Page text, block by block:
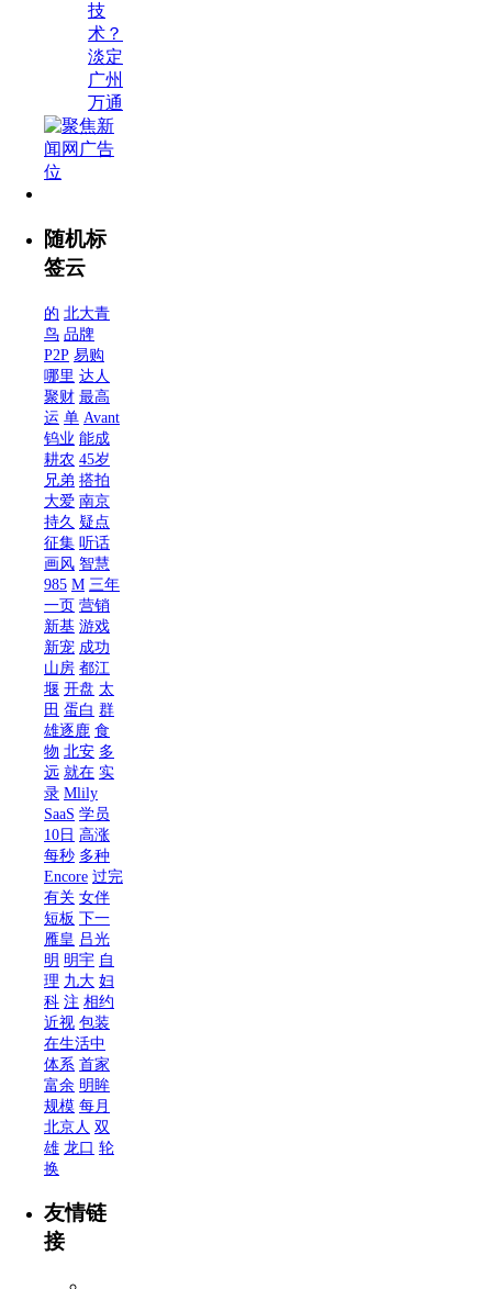
技
术？
淡定
广州
万通
随机标
签云
的 北大青
鸟 品牌
P2P 易购
哪里 达人
聚财 最高
运 单 Avant
钨业 能成
耕农 45岁
兄弟 搭拍
大爱 南京
持久 疑点
征集 听话
画风 智慧
985 M 三年
一页 营销
新基 游戏
新宠 成功
山房 都江
堰 开盘 太
田 蛋白 群
雄逐鹿 食
物 北安 多
远 就在 实
录 Mlily
SaaS 学员
10日 高涨
每秒 多种
Encore 过完
有关 女伴
短板 下一
雁皇 吕光
明 明宇 自
理 九大 妇
科 注 相约
近视 包装
在生活中
体系 首家
富余 明眸
规模 每月
北京人 双
雄 龙口 轮
换
友情链
接